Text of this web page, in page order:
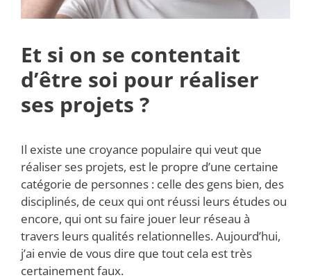
Et si on se contentait
d’être soi pour réaliser
ses projets ?
Il existe une croyance populaire qui veut que
réaliser ses projets, est le propre d’une certaine
catégorie de personnes : celle des gens bien, des
disciplinés, de ceux qui ont réussi leurs études ou
encore, qui ont su faire jouer leur réseau à
travers leurs qualités relationnelles. Aujourd’hui,
j’ai envie de vous dire que tout cela est très
certainement faux.